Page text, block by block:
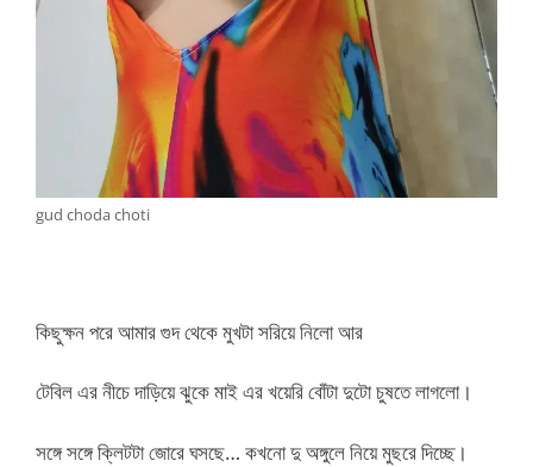
gud choda choti
কিছুক্ষন পরে আমার গুদ থেকে মুখটা সরিয়ে নিলো আর
টেবিল এর নীচে দাড়িয়ে ঝুকে মাই এর খয়েরি বোঁটা দুটো চুষতে লাগলো।
সঙ্গে সঙ্গে ক্লিটটা জোরে ঘসছে… কখনো দু অঙ্গুলে নিয়ে মুছরে দিচ্ছে।